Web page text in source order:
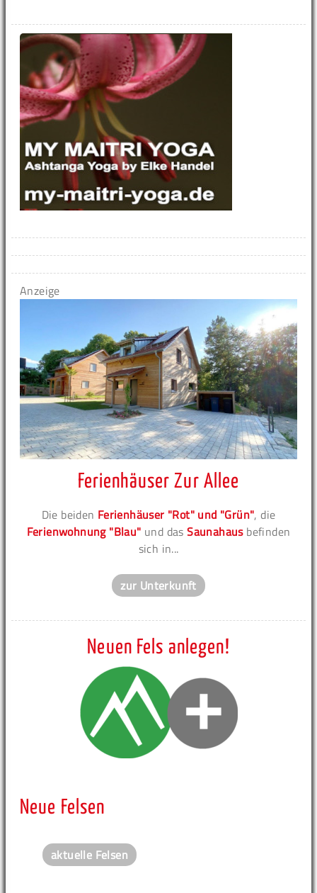
Anzeige
Ferienhäuser Zur Allee
Die beiden Ferienhäuser "Rot" und "Grün", die
Ferienwohnung "Blau" und dasSaunahausbefinden
sich in...
zur Unterkunft
Neuen Fels anlegen!
Neue Felsen
aktuelle Felsen